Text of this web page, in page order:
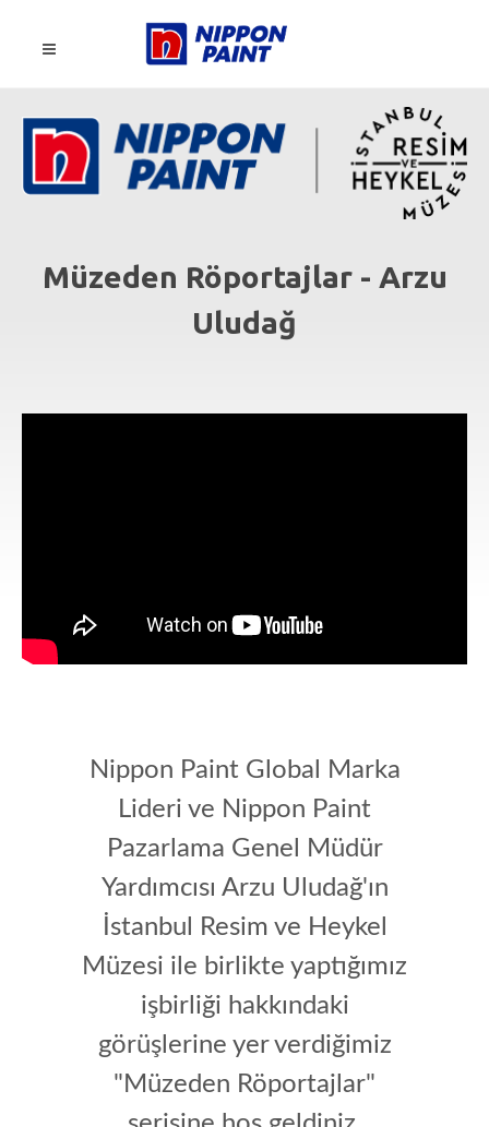
Müzeden Röportajlar - Arzu
Uludağ
Nippon Paint Global Marka
Lideri ve Nippon Paint
Pazarlama Genel Müdür
Yardımcısı Arzu Uludağ'ın
İstanbul Resim ve Heykel
Müzesi ile birlikte yaptığımız
işbirliği hakkındaki
görüşlerine yer verdiğimiz
"Müzeden Röportajlar"